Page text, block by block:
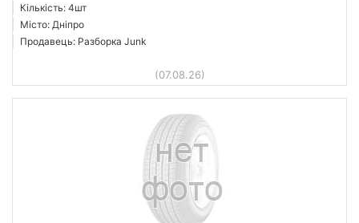
Кількість: 4шт
Місто: Дніпро
Продавець: Разборка Junk
(07.08.26)